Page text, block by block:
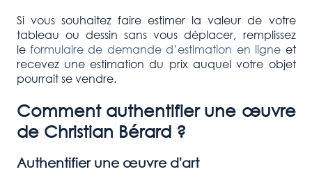
Si vous souhaitez faire estimer la valeur de votre
tableau ou dessin sans vous déplacer, remplissez
leformulaire de demande d’estimation en ligne et
recevez une estimation du prix auquel votre objet
pourrait se vendre.
Comment authentifier une œuvre
de Christian Bérard?
Authentifier une œuvre d'art